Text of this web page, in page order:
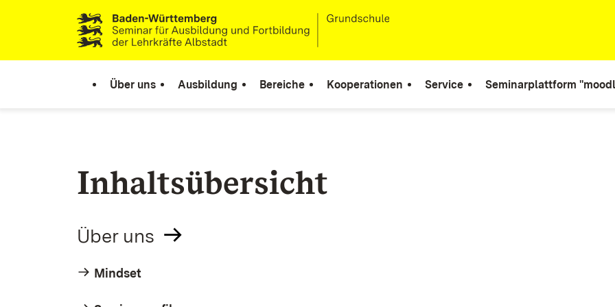
Zum Inhalt springen
Link zur Startseite
Über uns Ausbildung Bereiche Kooperationen Service Seminarplattform
Inhaltsübersicht
Über uns
Mindset